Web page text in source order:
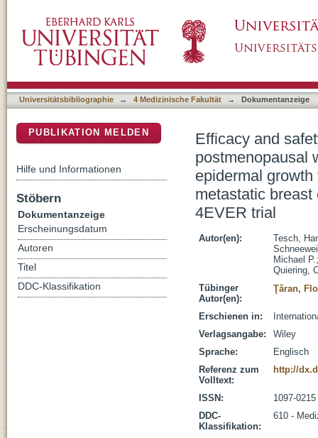
receptor-positive, human epidermal growth
metastatic breast cancer: Results of the
Universitätsbibliographie → 4 Medizinische Fakultät → Dokumentanzeige
Efficacy and
postmenopausal
epidermal
metastatic
4EVER trial
Autor(en):
Tesch,
Michael P.
Quiering,
Tübinger
Autor(en):
Ţăran,
Erschienen in:
Verlagsangabe:
Wiley
Sprache:
Englisch
Referenz zum
Volltext:
http://
ISSN:
1097-0215
DDC-
Klassifikation:
610 -
PUBLIKATION MELDEN
Hilfe und Informationen
Stöbern
Dokumentanzeige
Erscheinungsdatum
Autoren
Titel
DDC-Klassifikation